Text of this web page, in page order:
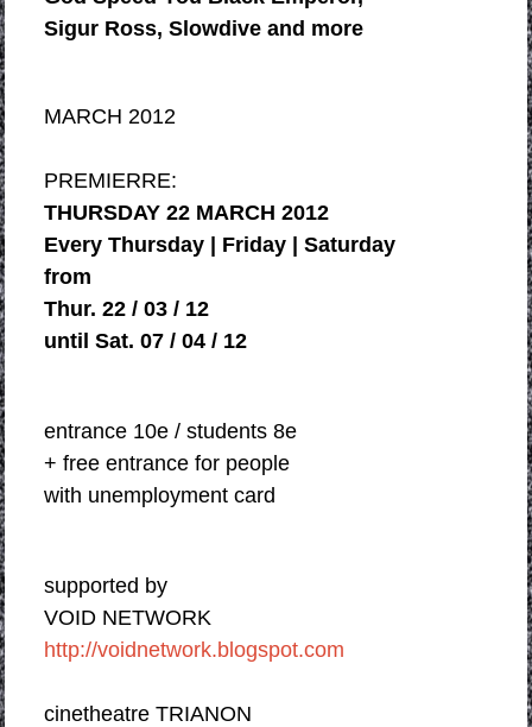
Sigur Ross, Slowdive and more
MARCH 2012
PREMIERRE:
THURSDAY 22 MARCH 2012
Every Thursday | Friday | Saturday
from
Thur. 22 / 03 / 12
until Sat. 07 / 04 / 12
entrance 10e / students 8e
+ free entrance for people
with unemplοyment card
supported by
VOID NETWORK
http://voidnetwork.blogspot.com
cinetheatre TRIANON